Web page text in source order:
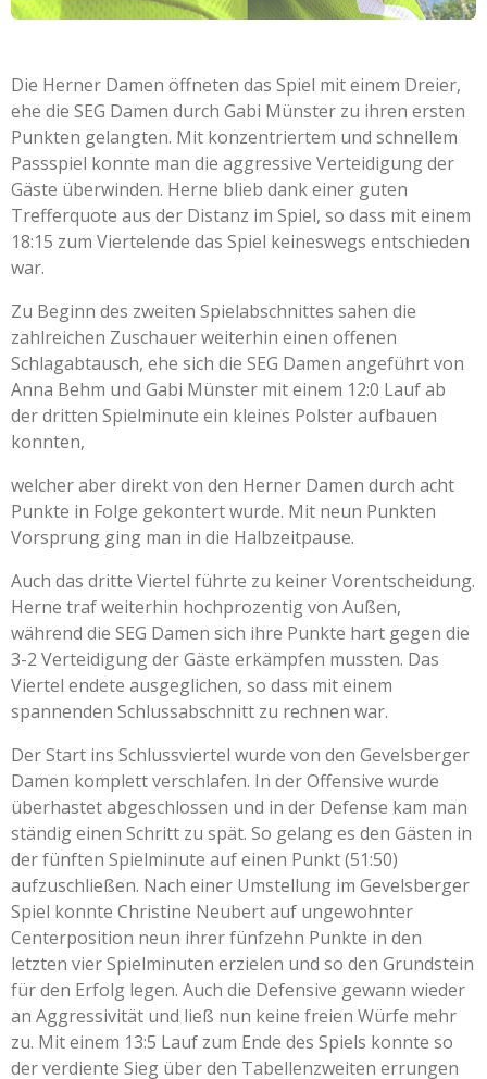
Die Herner Damen öffneten das Spiel mit einem Dreier,
ehe die SEG Damen durch Gabi Münster zu ihren ersten
Punkten gelangten. Mit konzentriertem und schnellem
Passspiel konnte man die aggressive Verteidigung der
Gäste überwinden. Herne blieb dank einer guten
Trefferquote aus der Distanz im Spiel, so dass mit einem
18:15 zum Viertelende das Spiel keineswegs entschieden
war.
Zu Beginn des zweiten Spielabschnittes sahen die
zahlreichen Zuschauer weiterhin einen offenen
Schlagabtausch, ehe sich die SEG Damen angeführt von
Anna Behm und Gabi Münster mit einem 12:0 Lauf ab
der dritten Spielminute ein kleines Polster aufbauen
konnten,
welcher aber direkt von den Herner Damen durch acht
Punkte in Folge gekontert wurde. Mit neun Punkten
Vorsprung ging man in die Halbzeitpause.
Auch das dritte Viertel führte zu keiner Vorentscheidung.
Herne traf weiterhin hochprozentig von Außen,
während die SEG Damen sich ihre Punkte hart gegen die
3-2 Verteidigung der Gäste erkämpfen mussten. Das
Viertel endete ausgeglichen, so dass mit einem
spannenden Schlussabschnitt zu rechnen war.
Der Start ins Schlussviertel wurde von den Gevelsberger
Damen komplett verschlafen. In der Offensive wurde
überhastet abgeschlossen und in der Defense kam man
ständig einen Schritt zu spät. So gelang es den Gästen in
der fünften Spielminute auf einen Punkt (51:50)
aufzuschließen. Nach einer Umstellung im Gevelsberger
Spiel konnte Christine Neubert auf ungewohnter
Centerposition neun ihrer fünfzehn Punkte in den
letzten vier Spielminuten erzielen und so den Grundstein
für den Erfolg legen. Auch die Defensive gewann wieder
an Aggressivität und ließ nun keine freien Würfe mehr
zu. Mit einem 13:5 Lauf zum Ende des Spiels konnte so
der verdiente Sieg über den Tabellenzweiten errungen